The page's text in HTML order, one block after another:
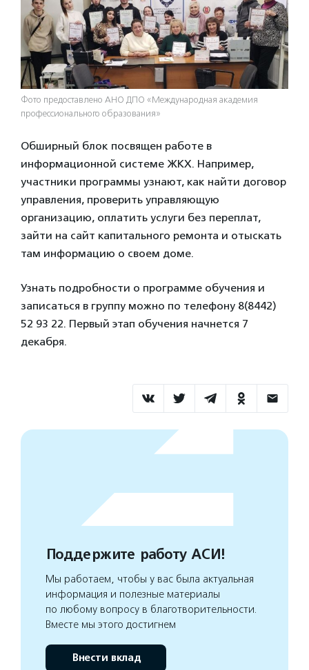
Фото предоставлено АНО ДПО «Международная академия
профессионального образования»
Обширный блок посвящен работе в
информационной системе ЖКХ. Например,
участники программы узнают, как найти договор
управления, проверить управляющую
организацию, оплатить услуги без переплат,
зайти на сайт капитального ремонта и отыскать
там информацию о своем доме.
Узнать подробности о программе обучения и
записаться в группу можно по телефону 8(8442)
52 93 22. Первый этап обучения начнется 7
декабря.
Поддержите работу АСИ!
Мы работаем, чтобы у вас была актуальная
информация и полезные материалы
по любому вопросу в благотворительности.
Вместе мы этого достигнем
Внести вклад